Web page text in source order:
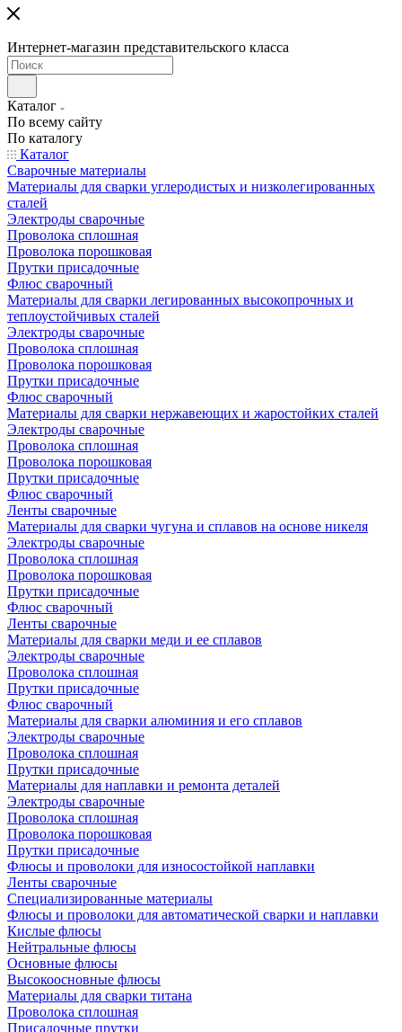
Интернет-магазин представительского класса
Каталог
По всему сайту
По каталогу
Каталог
Сварочные материалы
Материалы для сварки углеродистых и низколегированных
сталей
Электроды сварочные
Проволока сплошная
Проволока порошковая
Прутки присадочные
Флюс сварочный
Материалы для сварки легированных высокопрочных и
теплоустойчивых сталей
Электроды сварочные
Проволока сплошная
Проволока порошковая
Прутки присадочные
Флюс сварочный
Материалы для сварки нержавеющих и жаростойких сталей
Электроды сварочные
Проволока сплошная
Проволока порошковая
Прутки присадочные
Флюс сварочный
Ленты сварочные
Материалы для сварки чугуна и сплавов на основе никеля
Электроды сварочные
Проволока сплошная
Проволока порошковая
Прутки присадочные
Флюс сварочный
Ленты сварочные
Материалы для сварки меди и ее сплавов
Электроды сварочные
Проволока сплошная
Прутки присадочные
Флюс сварочный
Материалы для сварки алюминия и его сплавов
Электроды сварочные
Проволока сплошная
Прутки присадочные
Материалы для наплавки и ремонта деталей
Электроды сварочные
Проволока сплошная
Проволока порошковая
Прутки присадочные
Флюсы и проволоки для износостойкой наплавки
Ленты сварочные
Специализированные материалы
Флюсы и проволоки для автоматической сварки и наплавки
Кислые флюсы
Нейтральные флюсы
Основные флюсы
Высокоосновные флюсы
Материалы для сварки титана
Проволока сплошная
Присадочные прутки